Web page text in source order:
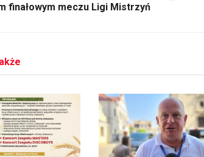
finałowym meczu Ligi Mistrzyń